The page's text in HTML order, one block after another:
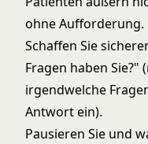
ohne Aufforderung.
Schaffen Sie
Fragen haben Sie?"
irgendwelche
Antwort ein).
Pausieren Sie und